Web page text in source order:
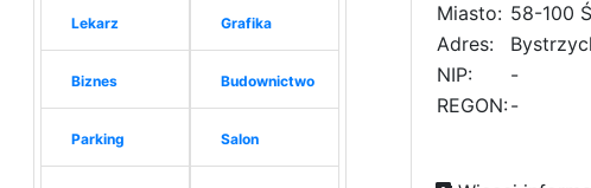
Lekarz
Biznes
Parking
Grafika
Budownictwo
Salon
Miasto: 58-100
Adres:
NIP:
-
REGON:-